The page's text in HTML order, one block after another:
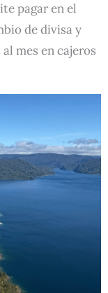
pagar en el
de divisa y
mes en cajeros